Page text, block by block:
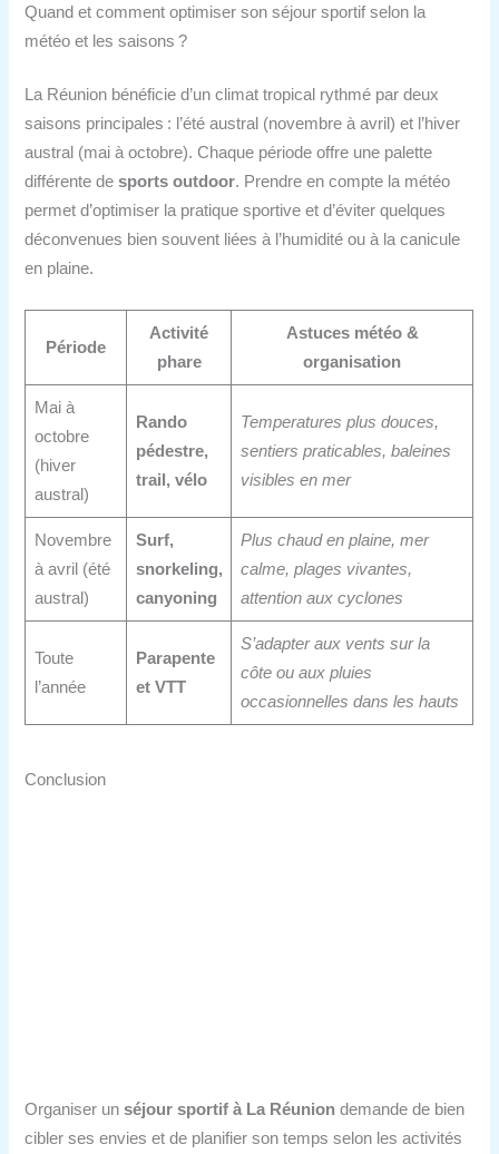
Quand et comment optimiser son séjour sportif selon la
météo et les saisons ?
La Réunion bénéficie d’un climat tropical rythmé par deux
saisons principales : l’été austral (novembre à avril) et l’hiver
austral (mai à octobre). Chaque période offre une palette
différente desports outdoor. Prendre en compte la météo
permet d’optimiser la pratique sportive et d’éviter quelques
déconvenues bien souvent liées à l’humidité ou à la canicule
en plaine.
Période
Activité
phare
Astuces météo &
organisation
Mai à
octobre
(hiver
austral)
Rando
pédestre,
trail, vélo
Temperatures plus douces,
sentiers praticables, baleines
visibles en mer
Novembre
à avril (été
austral)
Surf,
snorkeling,
canyoning
Plus chaud en plaine, mer
calme, plages vivantes,
attention aux cyclones
Toute
l’année
Parapente
et VTT
S’adapter aux vents sur la
côte ou aux pluies
occasionnelles dans les hauts
Conclusion
Organiser unséjour sportif à La Réunion demande de bien
cibler ses envies et de planifier son temps selon les activités